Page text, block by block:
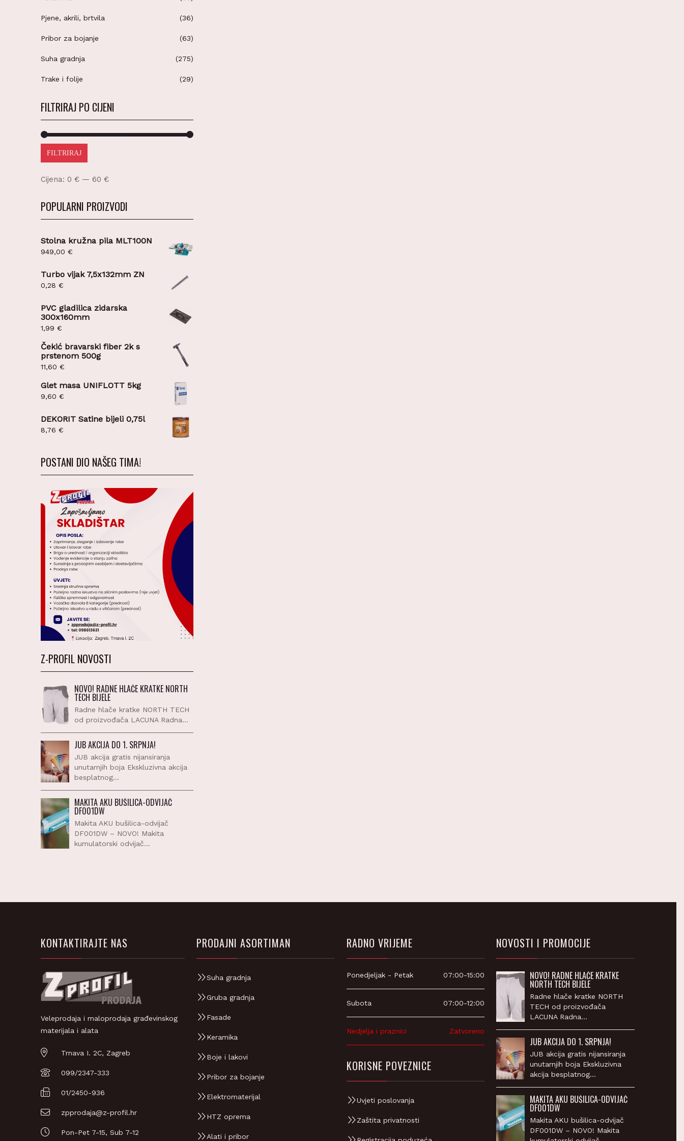
Pjene, akrili, brtvila (36)
Pribor za bojanje (63)
Suha gradnja (275)
Trake i folije (29)
FILTRIRAJ PO CIJENI
FILTRIRAJ
Cijena: 0 €— 60 €
POPULARNI PROIZVODI
Stolna kružna pila MLT100N
949,00 €
Turbo vijak 7,5x132mm ZN
0,28 €
PVC gladilica zidarska
300x160mm
1,99 €
Čekić bravarski fiber 2k s
prstenom 500g
11,60 €
Glet masa UNIFLOTT 5kg
9,60 €
DEKORIT Satine bijeli 0,75l
8,76 €
POSTANI DIO NAŠEG TIMA!
Z-PROFIL NOVOSTI
NOVO! RADNE HLAČE KRATKE NORTH
TECH BIJELE
Radne hlače kratke NORTH TECH
od proizvođača LACUNA Radna…
JUB AKCIJA DO 1. SRPNJA!
JUB akcija gratis nijansiranja
unutarnjih boja Ekskluzivna akcija
besplatnog…
MAKITA AKU BUŠILICA-ODVIJAČ
DF001DW
Makita AKU bušilica-odvijač
DF001DW – NOVO! Makita
kumulatorski odvijač…
KONTAKTIRAJTE NAS
Veleprodaja i maloprodaja građevinskog
materijala i alata
Trnava I. 2C, Zagreb
099/2347-333
01/2450-936
zpprodaja@z-profil.hr
Pon-Pet 7-15, Sub 7-12
PRODAJNI ASORTIMAN
Suha gradnja
Gruba gradnja
Fasade
Keramika
Boje i lakovi
Pribor za bojanje
Elektromaterijal
HTZ oprema
Alati i pribor
RADNO VRIJEME
Ponedjeljak - Petak 07:00-15:00
Subota 07:00-12:00
Nedjelja i praznici Zatvoreno
KORISNE POVEZNICE
Uvjeti poslovanja
Zaštita privatnosti
NOVOSTI I PROMOCIJE
NOVO! RADNE HLAČE KRATKE
NORTH TECH BIJELE
Radne hlače kratke NORTH
TECH od proizvođača
LACUNA Radna…
JUB AKCIJA DO 1. SRPNJA!
JUB akcija gratis nijansiranja
unutarnjih boja Ekskluzivna
akcija besplatnog…
MAKITA AKU BUŠILICA-ODVIJAČ
DF001DW
Makita AKU bušilica-odvijač
DF001DW – NOVO! Makita